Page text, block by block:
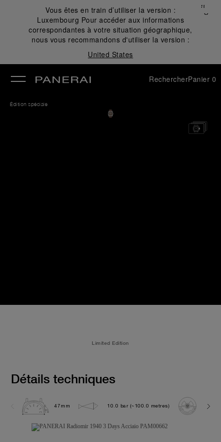
Vous êtes en train d’utiliser la version :
Luxembourg Pour accéder aux informations
correspondantes à votre situation géographique,
nous vous recommandons d'utiliser la version :
United States
Fermer
✕
RechercherPanier 0
Édition spéciale
Limited Edition
Détails techniques
47mm 10.0 bar (~100.0 metres)